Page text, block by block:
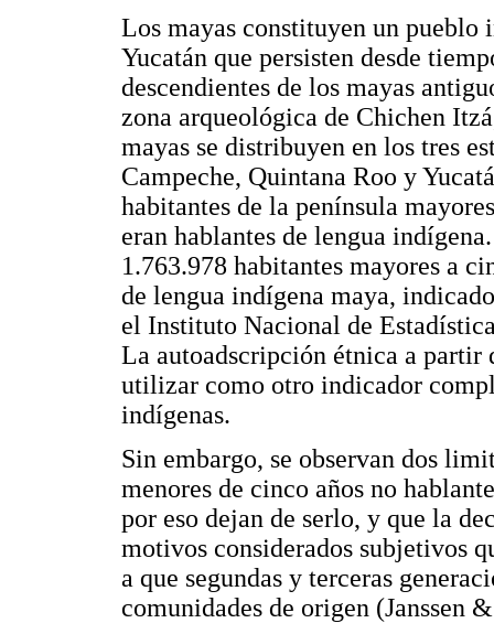
Los mayas constituyen un pueblo
Yucatán que persisten desde
descendientes de los mayas
zona arqueológica de Chichen
mayas se distribuyen en los tres
Campeche, Quintana Roo y
habitantes de la península
eran hablantes de lengua
1.763.978 habitantes mayores a
de lengua indígena maya,
el Instituto Nacional de
La autoadscripción étnica a partir
utilizar como otro indicador
indígenas.
Sin embargo, se observan dos
menores de cinco años no
por eso dejan de serlo, y que la
motivos considerados subjetivos
a que segundas y terceras
comunidades de origen (Janssen